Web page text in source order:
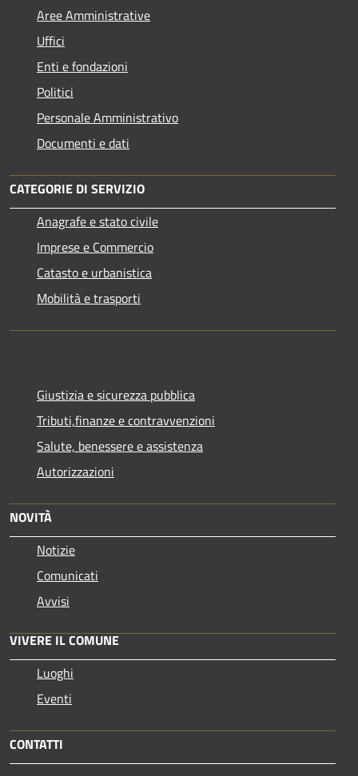
Aree Amministrative
Uffici
Enti e fondazioni
Politici
Personale Amministrativo
Documenti e dati
CATEGORIE DI SERVIZIO
Anagrafe e stato civile
Imprese e Commercio
Catasto e urbanistica
Mobilità e trasporti
Giustizia e sicurezza pubblica
Tributi,finanze e contravvenzioni
Salute, benessere e assistenza
Autorizzazioni
NOVITÀ
Notizie
Comunicati
Avvisi
VIVERE IL COMUNE
Luoghi
Eventi
CONTATTI